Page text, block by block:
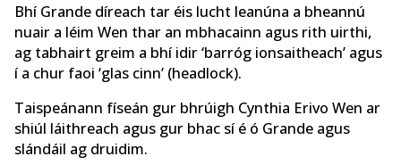
Bhí Grande díreach tar éis lucht leanúna a bheannú
nuair a léim Wen thar an mbhacainn agus rith uirthi,
ag tabhairt greim a bhí idir ‘barróg ionsaitheach’ agus
í a chur faoi ‘glas cinn’ (headlock).
Taispeánann físeán gur bhrúigh Cynthia Erivo Wen ar
shiúl láithreach agus gur bhac sí é ó Grande agus
slándáil ag druidim.